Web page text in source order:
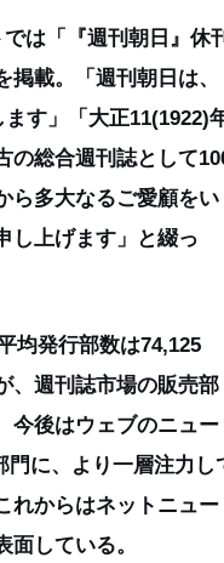
は「『週刊朝日』休
載。「週刊朝日は、
す」「大正11(1922)
の総合週刊誌として
ら多大なるご愛顧をい
し上げます」と綴っ
均発行部数は74,125
、週刊誌市場の販売部
今後はウェブのニュー
門に、より一層注力し
れからはネットニュー
面している。